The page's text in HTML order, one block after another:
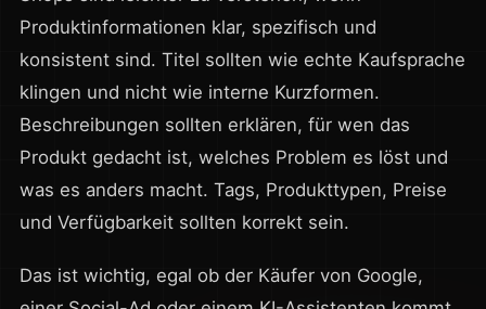
Produktinformationen klar, spezifisch und
konsistent sind. Titel sollten wie echte Kaufsprache
klingen und nicht wie interne Kurzformen.
Beschreibungen sollten erklären, für wen das
Produkt gedacht ist, welches Problem es löst und
was es anders macht. Tags, Produkttypen, Preise
und Verfügbarkeit sollten korrekt sein.
Das ist wichtig, egal ob der Käufer von Google,